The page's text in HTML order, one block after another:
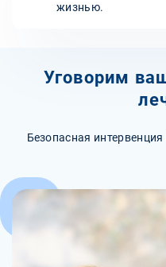
жизнью.
Уговорим
Безопасная